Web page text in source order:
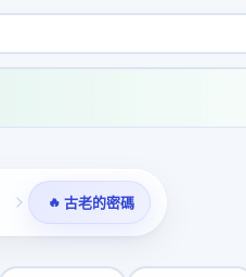
🔥 古老的密碼